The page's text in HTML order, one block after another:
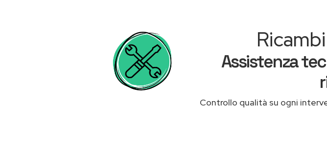
Assistenza
Controllo qualità su ogni